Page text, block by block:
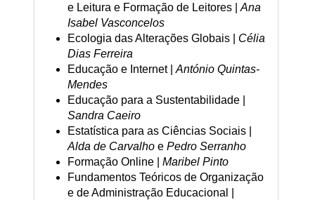
e Leitura e Formação de Leitores |Ana
Isabel Vasconcelos
Ecologia das Alterações Globais | Célia
Dias Ferreira
Educação e Internet |António Quintas-
Mendes
Educação para a Sustentabilidade |
Sandra Caeiro
Estatística para as Ciências Sociais |
Alda de Carvalhoe Pedro Serranho
Formação Online | Maribel Pinto
Fundamentos Teóricos de Organização
e de Administração Educacional |